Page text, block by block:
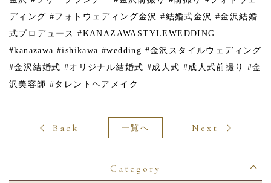
ディング #フォトウェディング金沢 #結婚式金沢 #金沢結婚
式プロデュース #KANAZAWASTYLEWEDDING
#kanazawa #ishikawa #wedding #金沢スタイルウェディング
#金沢結婚式 #オリジナル結婚式 #成人式 #成人式前撮り #金
沢美容師 #タレントヘアメイク
一覧へ
Back Next
Category